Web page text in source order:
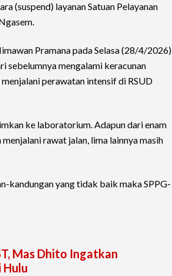
(suspend) layanan Satuan Pelayanan
Pramana pada Selasa (28/4/2026)
sebelumnya mengalami keracunan
perawatan intensif di RSUD
ke laboratorium. Adapun dari enam
rawat jalan, lima lainnya masih
kandungan yang tidak baik maka SPPG-
Mas Dhito Ingatkan
Hulu